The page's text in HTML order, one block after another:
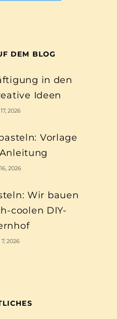
DEM BLOG
in den
Ideen
2026
Vorlage
2026
Wir bauen
coolen DIY-
2026